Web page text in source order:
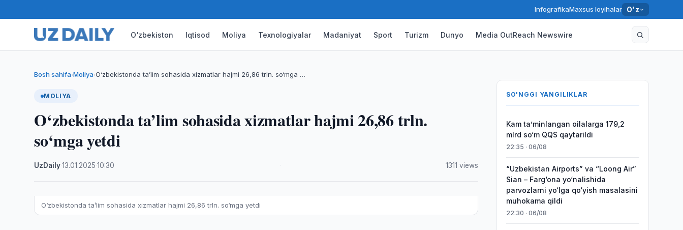
InfografikaMaxsus loyihalar O'z
O‘zbekiston Iqtisod Moliya Texnologiyalar Madaniyat Sport Turizm Dunyo Media OutReach Newswire
Bosh sahifa›Moliya›O‘zbekistonda ta’lim sohasida xizmatlar hajmi 26,86 trln. so‘mga …
MOLIYA
O‘zbekistonda ta’lim sohasida xizmatlar hajmi 26,86 trln.
so‘mga yetdi
UzDaily·13.01.2025 ·10:30 1311 views
O‘zbekistonda ta’lim sohasida xizmatlar hajmi 26,86 trln. so‘mga yetdi
SO'NGGI YANGILIKLAR
Kam taʼminlangan oilalarga 179,2
mlrd so‘m QQS qaytarildi
22:35 · 06/08
“Uzbekistan Airports” va “Loong Air”
Sian – Farg‘ona yo‘nalishida
parvozlarni yo‘lga qo‘yish masalasini
muhokama qildi
22:30 · 06/08